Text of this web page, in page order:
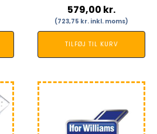
579,00 kr.
(723,75 kr. inkl. moms)
TILFØJ TIL KURV